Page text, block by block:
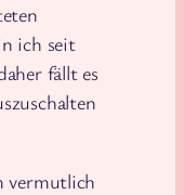
ich seit
fällt es
vermutlich